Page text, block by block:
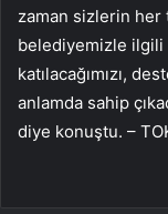
zaman sizlerin
belediyemizle
katılacağımızı,
anlamda sahip
diye konuştu. –